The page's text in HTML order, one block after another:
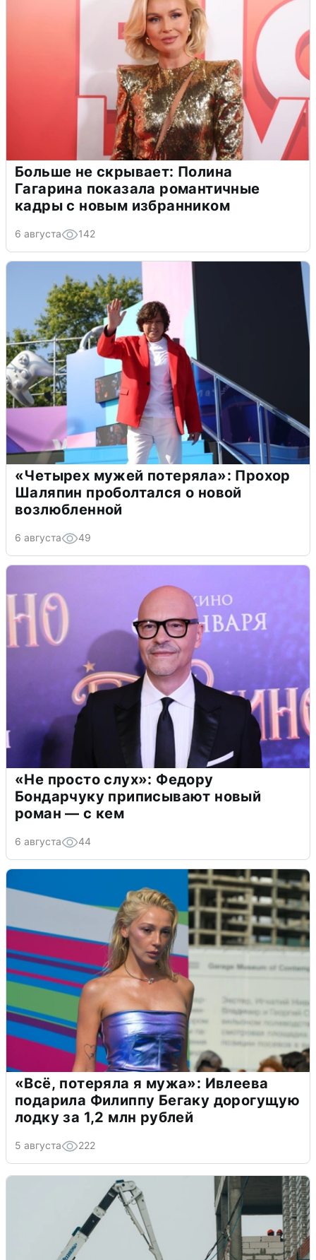
Больше не скрывает: Полина
Гагарина показала романтичные
кадры с новым избранником
6 августа 142
«Четырех мужей потеряла»: Прохор
Шаляпин проболтался о новой
возлюбленной
6 августа 49
«Не просто слух»: Федору
Бондарчуку приписывают новый
роман — с кем
6 августа 44
«Всё, потеряла я мужа»: Ивлеева
подарила Филиппу Бегаку дорогущую
лодку за 1,2 млн рублей
5 августа 222